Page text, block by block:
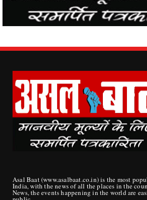
Asal Baat (www.asalbaat.co.in) is the most